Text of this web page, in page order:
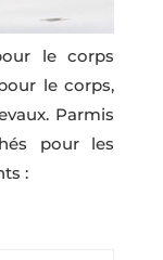
le corps
le corps,
Parmis
pour les
: